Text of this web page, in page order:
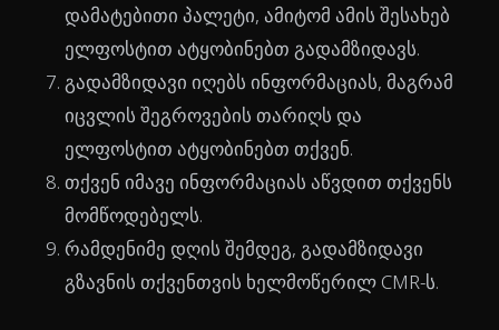
დამატებითი პალეტი, ამიტომ ამის შესახებ
ელფოსტით ატყობინებთ გადამზიდავს.
გადამზიდავი იღებს ინფორმაციას, მაგრამ
იცვლის შეგროვების თარიღს და
ელფოსტით ატყობინებთ თქვენ.
თქვენ იმავე ინფორმაციას აწვდით თქვენს
მომწოდებელს.
რამდენიმე დღის შემდეგ, გადამზიდავი
გზავნის თქვენთვის ხელმოწერილ CMR-ს.